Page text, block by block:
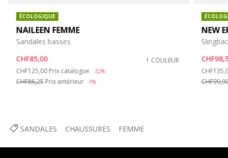
SANDALES CHAUSSURES FEMME
ÉCOLOGIQUE
NAILEEN FEMME
Sandales basses
CHF85,00
1 COULEUR
Price reduced from
CHF125,00to
Prix catalogue -32%
CHF86,25Prix antérieur -1%
NEW
Price